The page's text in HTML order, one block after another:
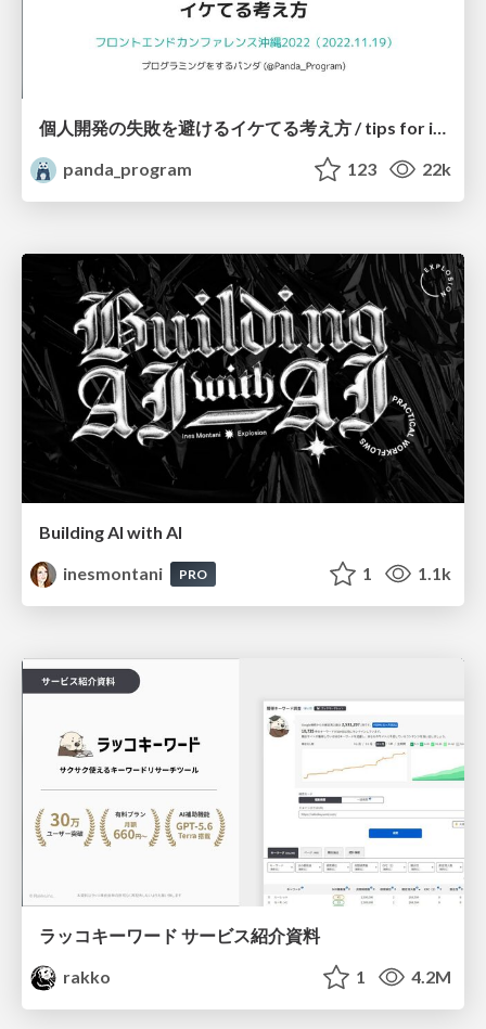
個人開発の失敗を避けるイケてる考え方 / tips for indie hackers
panda_program
123 22k
Building AI with AI
inesmontani
PRO 1 1.1k
ラッコキーワード サービス紹介資料
rakko
1 4.2M